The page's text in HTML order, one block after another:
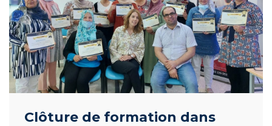
Clôture de formation dans